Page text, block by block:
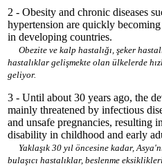
2 - Obesity and chronic diseases
hypertension are quickly
in developing countries.
Obezite ve kalp hastalığı, şeker
hastalıklar gelişmekte olan ülkelerde
geliyor.
3 - Until about 30 years ago, the
mainly threatened by infectious
and unsafe pregnancies, resulting
disability in childhood and early
Yaklaşık 30 yıl öncesine kadar,
bulaşıcı hastalıklar, beslenme